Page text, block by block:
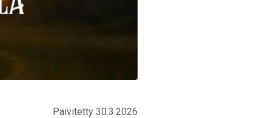
Päivitetty 30.3.2026